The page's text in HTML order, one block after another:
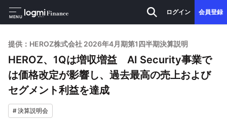
MENU
ログイン 会員登録
提供：HEROZ株式会社 2026年4月期第1四半期決算説明
HEROZ、1Qは増収増益 AI Security事業で
は価格改定が影響し、過去最高の売上および
セグメント利益を達成
#決算説明会